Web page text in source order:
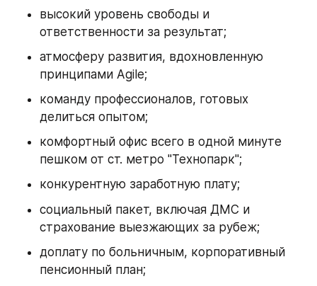
высокий уровень свободы и
ответственности за результат;
атмосферу развития, вдохновленную
принципами Agile;
команду профессионалов, готовых
делиться опытом;
комфортный офис всего в одной минуте
пешком от ст. метро "Технопарк";
конкурентную заработную плату;
социальный пакет, включая ДМС и
страхование выезжающих за рубеж;
доплату по больничным, корпоративный
пенсионный план;